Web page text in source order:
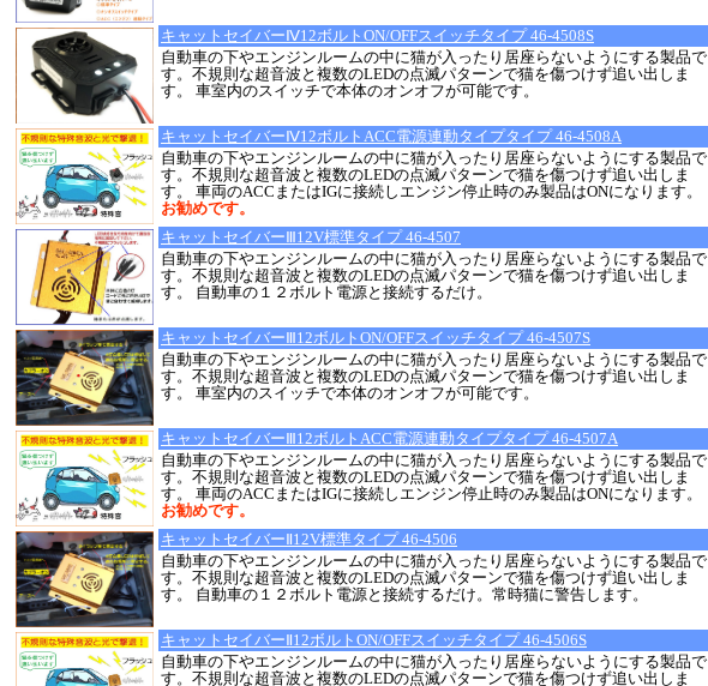
キャットセイバーⅣ12ボルトON/OFFスイッチタイプ 46-4508S
自動車の下やエンジンルームの中に猫が入ったり居座らないようにする製品で
す。不規則な超音波と複数のLEDの点滅パターンで猫を傷つけず追い出しま
す。 車室内のスイッチで本体のオンオフが可能です。
キャットセイバーⅣ12ボルトACC電源連動タイプタイプ 46-4508A
自動車の下やエンジンルームの中に猫が入ったり居座らないようにする製品で
す。不規則な超音波と複数のLEDの点滅パターンで猫を傷つけず追い出しま
す。 車両のACCまたはIGに接続しエンジン停止時のみ製品はONになります。
お勧めです。
キャットセイバーⅢ12V標準タイプ 46-4507
自動車の下やエンジンルームの中に猫が入ったり居座らないようにする製品で
す。不規則な超音波と複数のLEDの点滅パターンで猫を傷つけず追い出しま
す。 自動車の１２ボルト電源と接続するだけ。
キャットセイバーⅢ12ボルトON/OFFスイッチタイプ 46-4507S
自動車の下やエンジンルームの中に猫が入ったり居座らないようにする製品で
す。不規則な超音波と複数のLEDの点滅パターンで猫を傷つけず追い出しま
す。 車室内のスイッチで本体のオンオフが可能です。
キャットセイバーⅢ12ボルトACC電源連動タイプタイプ 46-4507A
自動車の下やエンジンルームの中に猫が入ったり居座らないようにする製品で
す。不規則な超音波と複数のLEDの点滅パターンで猫を傷つけず追い出しま
す。 車両のACCまたはIGに接続しエンジン停止時のみ製品はONになります。
お勧めです。
キャットセイバーⅡ12V標準タイプ 46-4506
自動車の下やエンジンルームの中に猫が入ったり居座らないようにする製品で
す。不規則な超音波と複数のLEDの点滅パターンで猫を傷つけず追い出しま
す。 自動車の１２ボルト電源と接続するだけ。常時猫に警告します。
キャットセイバーⅡ12ボルトON/OFFスイッチタイプ 46-4506S
自動車の下やエンジンルームの中に猫が入ったり居座らないようにする製品で
す。不規則な超音波と複数のLEDの点滅パターンで猫を傷つけず追い出しま